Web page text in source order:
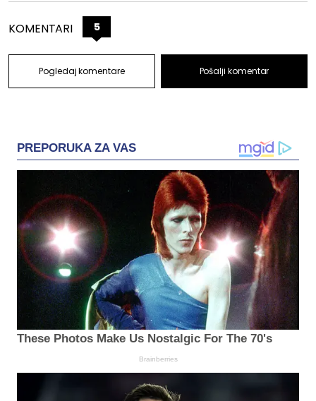
KOMENTARI 5
Pogledaj komentare Pošalji komentar
PREPORUKA ZA VAS
These Photos Make Us Nostalgic For The 70's
Brainberries